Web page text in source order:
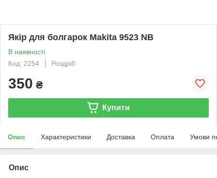
Якір для болгарок Makita 9523 NB
В наявності
Код: 2254
Роздріб
350 ₴
Купити
Опис Характеристики Доставка Оплата Умови
Опис